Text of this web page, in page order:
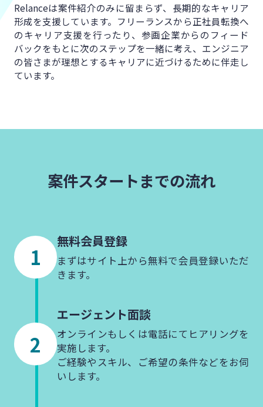
Relanceは案件紹介のみに留まらず、 長期的なキャリア
形成を支援しています。 フリーランスから正社員転換へ
のキャリア支援を行ったり、 参画企業からのフィード
バックをもとに次のステップを一緒に考え、 エンジニア
の皆さまが理想とするキャリアに近づけるために伴走し
ています。
案件スタートまでの流れ
無料会員登録
まずはサイト上から無料で会員登録いただ
きます。
エージェント面談
オンラインもしくは電話にてヒアリングを
実施します。
ご経験やスキル、ご希望の条件などをお伺
いします。